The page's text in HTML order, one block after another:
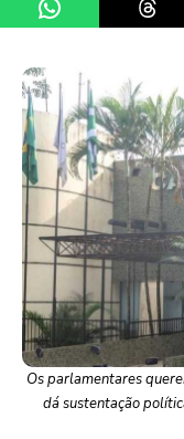
Os parlamentares
dá sustentação